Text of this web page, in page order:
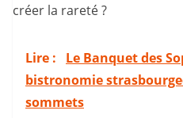
créer la rareté ?
Lire :
Le Banquet des
bistronomie
sommets